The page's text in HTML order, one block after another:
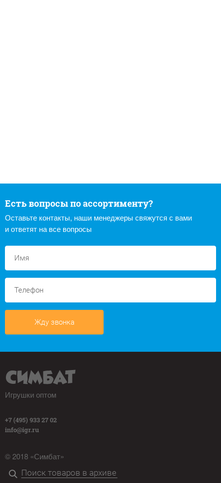
Есть вопросы по ассортименту?
Оставьте контакты, наши менеджеры свяжутся с вами
и ответят на все вопросы
Жду звонка
Игрушки оптом
+7 (495) 933 27 02
info@igr.ru
© 2018 «Симбат»